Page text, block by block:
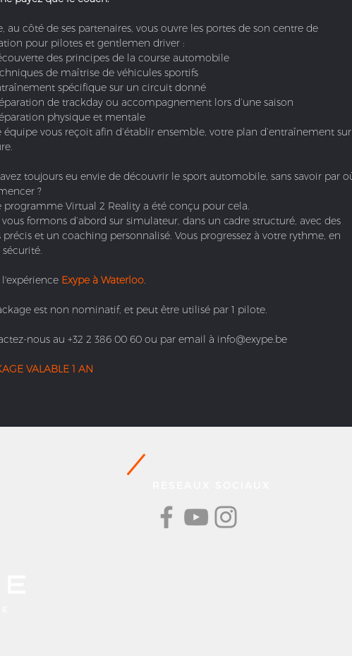
au côté de ses partenaires, vous ouvre les portes de son centre de
pour pilotes et gentlemen driver :
des principes de la course automobile
de maîtrise de véhicules sportifs
spécifique sur un circuit donné
de trackday ou accompagnement lors d’une saison
physique et mentale
équipe vous reçoit afin d’établir ensemble, votre plan d’entraînement sur
toujours eu envie de découvrir le sport automobile, sans savoir par
?
programme Virtual 2 Reality a été conçu pour cela.
vous formons d’abord sur simulateur, dans un cadre structuré, avec des
et un coaching personnalisé. Vous progressez à votre rythme, en
l'expérience Exype à Waterloo.
est non nominatif, et peut être utilisé par 1 pilote.
nous au +32 2 386 00 60 ou par email à info@exype.be
VALABLE 1 AN